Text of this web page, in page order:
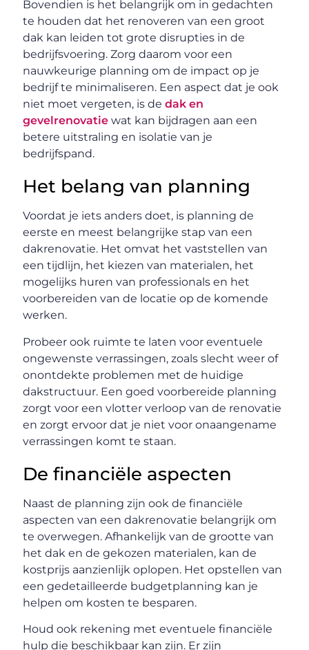
Bovendien is het belangrijk om in gedachten
te houden dat het renoveren van een groot
dak kan leiden tot grote disrupties in de
bedrijfsvoering. Zorg daarom voor een
nauwkeurige planning om de impact op je
bedrijf te minimaliseren. Een aspect dat je ook
niet moet vergeten, is dedak en
gevelrenovatie wat kan bijdragen aan een
betere uitstraling en isolatie van je
bedrijfspand.
Het belang van planning
Voordat je iets anders doet, is planning de
eerste en meest belangrijke stap van een
dakrenovatie. Het omvat het vaststellen van
een tijdlijn, het kiezen van materialen, het
mogelijks huren van professionals en het
voorbereiden van de locatie op de komende
werken.
Probeer ook ruimte te laten voor eventuele
ongewenste verrassingen, zoals slecht weer of
onontdekte problemen met de huidige
dakstructuur. Een goed voorbereide planning
zorgt voor een vlotter verloop van de renovatie
en zorgt ervoor dat je niet voor onaangename
verrassingen komt te staan.
De financiële aspecten
Naast de planning zijn ook de financiële
aspecten van een dakrenovatie belangrijk om
te overwegen. Afhankelijk van de grootte van
het dak en de gekozen materialen, kan de
kostprijs aanzienlijk oplopen. Het opstellen van
een gedetailleerde budgetplanning kan je
helpen om kosten te besparen.
Houd ook rekening met eventuele financiële
hulp die beschikbaar kan zijn. Er zijn